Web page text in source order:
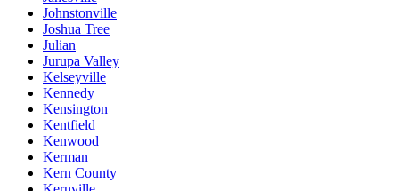
Johnstonville
Joshua Tree
Julian
Jurupa Valley
Kelseyville
Kennedy
Kensington
Kentfield
Kenwood
Kerman
Kern County